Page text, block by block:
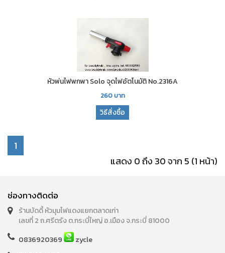
หัวพ่นไฟพกพา Solo จุดไฟอัตโนมัติ No.2316A
260บาท
วิธีสั่งซื้อ
1
แสดง 0 ถึง 30 จาก 5 (1 หน้า)
ช่องทางติดต่อ
ร้านบัดดี้ หัวมุมไฟแดงแยกตลาดเก่า
เลขที่ 2 ถ.ศรีตรัง ต.กระบี่ใหญ่ อ.เมือง จ.กระบี่ 81000
0836920369
zycle